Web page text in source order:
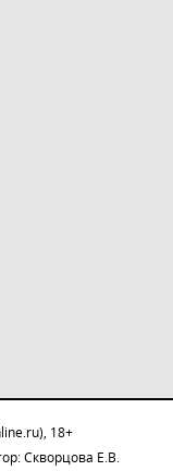
18+
Скворцова Е.В.